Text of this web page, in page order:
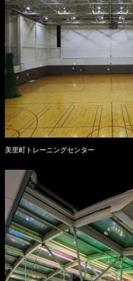
美里町トレーニングセンター